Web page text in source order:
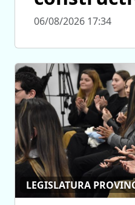
06/08/2026 17:34
LEGISLATURA